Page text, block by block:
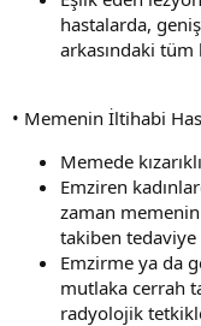
hastalarda,
arkasındaki tüm
• Memenin İltihabi
Memede
Emziren
zaman
takiben
Emzirme ya da
mutlaka cerrah
radyolojik